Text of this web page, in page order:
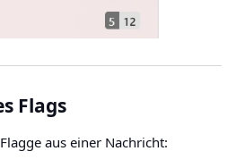
Flags
aus einer Nachricht: